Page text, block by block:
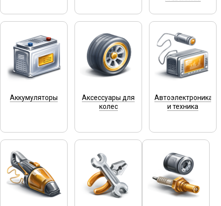
Аккумуляторы
Аксессуары для
колес
Автоэлектроника
и техника